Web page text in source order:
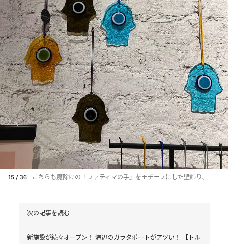
15 / 36 こちらも魔除けの「ファティマの手」をモチーフにした壁飾り。
次の記事を読む
新施設が続々オープン！ 海辺のガラタポートがアツい！ 【トル